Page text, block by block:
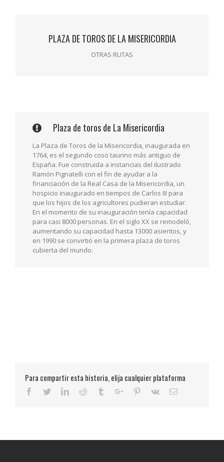
PLAZA DE TOROS DE LA MISERICORDIA
OTRAS RUTAS
PLAZA DE TOROS DE LA MISERICORDIA
Plaza de toros de La Misericordia
La Plaza de Toros de la Misericordia, inaugurada en
1764, es el segundo coso taurino más antiguo de
España. Fue construida a instancias del ilustrado
Ramón Pignatelli con el fin de ayudar a la
financiación de la Real Casa de la Misericordia, un
hospicio inaugurado en tiempos de Carlos III para
que los hijos de los agricultores pudieran estudiar.
En el momento de su inauguración tenía capacidad
para casi 8000 personas. En el siglo XX se remodeló,
aumentando su capacidad hasta 13000 asientos, y
en 1990 se convirtió en la primera plaza de toros
cubierta del mundo.
Para compartir esta historia, elija cualquier plataforma
Facebook
TwitterLinkedinReddit TumblrGoogle+Pinterest
Vk Email